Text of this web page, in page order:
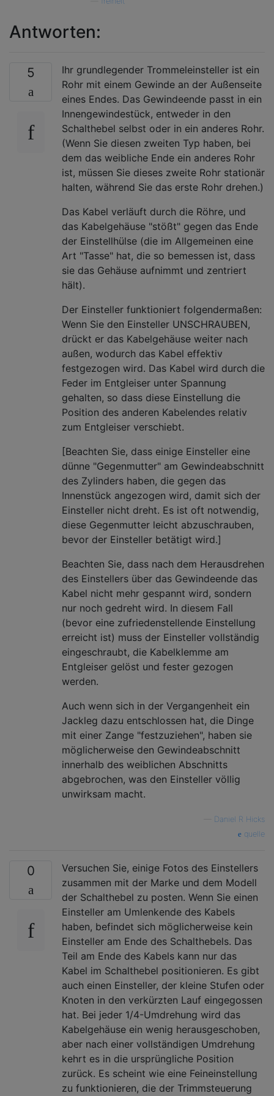
Antworten:
5
Ihr grundlegender Trommeleinsteller ist ein
Rohr mit einem Gewinde an der Außenseite
eines Endes. Das Gewindeende passt in ein
Innengewindestück, entweder in den
Schalthebel selbst oder in ein anderes Rohr.
(Wenn Sie diesen zweiten Typ haben, bei
dem das weibliche Ende ein anderes Rohr
ist, müssen Sie dieses zweite Rohr stationär
halten, während Sie das erste Rohr drehen.)
Das Kabel verläuft durch die Röhre, und
das Kabelgehäuse "stößt" gegen das Ende
der Einstellhülse (die im Allgemeinen eine
Art "Tasse" hat, die so bemessen ist, dass
sie das Gehäuse aufnimmt und zentriert
hält).
Der Einsteller funktioniert folgendermaßen:
Wenn Sie den Einsteller UNSCHRAUBEN,
drückt er das Kabelgehäuse weiter nach
außen, wodurch das Kabel effektiv
festgezogen wird. Das Kabel wird durch die
Feder im Entgleiser unter Spannung
gehalten, so dass diese Einstellung die
Position des anderen Kabelendes relativ
zum Entgleiser verschiebt.
[Beachten Sie, dass einige Einsteller eine
dünne "Gegenmutter" am Gewindeabschnitt
des Zylinders haben, die gegen das
Innenstück angezogen wird, damit sich der
Einsteller nicht dreht. Es ist oft notwendig,
diese Gegenmutter leicht abzuschrauben,
bevor der Einsteller betätigt wird.]
Beachten Sie, dass nach dem Herausdrehen
des Einstellers über das Gewindeende das
Kabel nicht mehr gespannt wird, sondern
nur noch gedreht wird. In diesem Fall
(bevor eine zufriedenstellende Einstellung
erreicht ist) muss der Einsteller vollständig
eingeschraubt, die Kabelklemme am
Entgleiser gelöst und fester gezogen
werden.
Auch wenn sich in der Vergangenheit ein
Jackleg dazu entschlossen hat, die Dinge
mit einer Zange "festzuziehen", haben sie
möglicherweise den Gewindeabschnitt
innerhalb des weiblichen Abschnitts
abgebrochen, was den Einsteller völlig
unwirksam macht.
Daniel R Hicks
quelle
0
Versuchen Sie, einige Fotos des Einstellers
zusammen mit der Marke und dem Modell
der Schalthebel zu posten. Wenn Sie einen
Einsteller am Umlenkende des Kabels
haben, befindet sich möglicherweise kein
Einsteller am Ende des Schalthebels. Das
Teil am Ende des Kabels kann nur das
Kabel im Schalthebel positionieren. Es gibt
auch einen Einsteller, der kleine Stufen oder
Knoten in den verkürzten Lauf eingegossen
hat. Bei jeder 1/4-Umdrehung wird das
Kabelgehäuse ein wenig herausgeschoben,
aber nach einer vollständigen Umdrehung
kehrt es in die ursprüngliche Position
zurück. Es scheint wie eine Feineinstellung
zu funktionieren, die der Trimmsteuerung